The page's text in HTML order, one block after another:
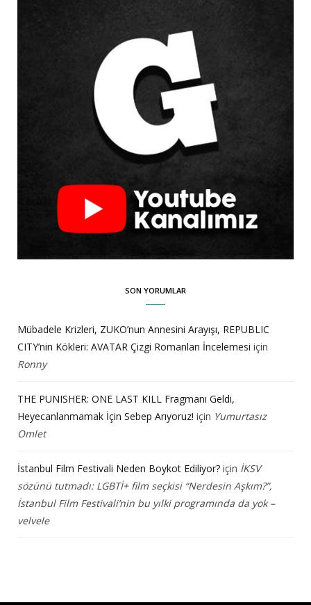
SON YORUMLAR
Mübadele Krizleri, ZUKO’nun Annesini Arayışı, REPUBLIC
CITY’nin Kökleri: AVATAR Çizgi Romanları İncelemesi için
Ronny
THE PUNISHER: ONE LAST KILL Fragmanı Geldi,
Heyecanlanmamak İçin Sebep Arıyoruz! için Yumurtasız
Omlet
İstanbul Film Festivali Neden Boykot Ediliyor? için İKSV
sözünü tutmadı: LGBTİ+ film seçkisi “Nerdesin Aşkım?”,
İstanbul Film Festivali’nin bu yılki programında da yok –
velvele